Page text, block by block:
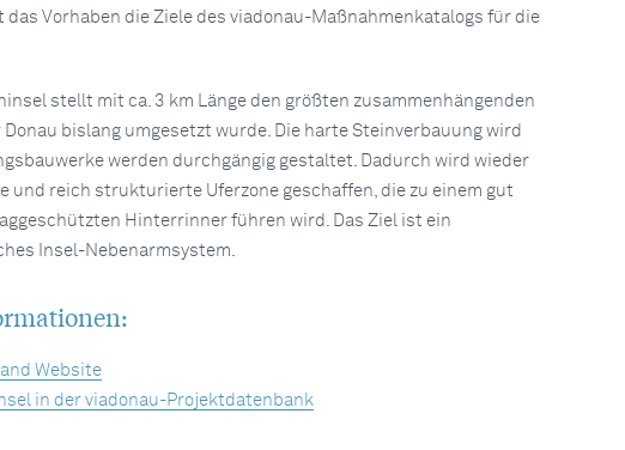
Vorhaben die Ziele des viadonau-Maßnahmenkatalogs für die
stellt mit ca. 3 km Länge den größten zusammenhängenden
bislang umgesetzt wurde. Die harte Steinverbauung wird
werden durchgängig gestaltet. Dadurch wird wieder
und reich strukturierte Uferzone geschaffen, die zu einem gut
Hinterrinner führen wird. Das Ziel ist ein
Insel-Nebenarmsystem.
Website
in der viadonau-Projektdatenbank